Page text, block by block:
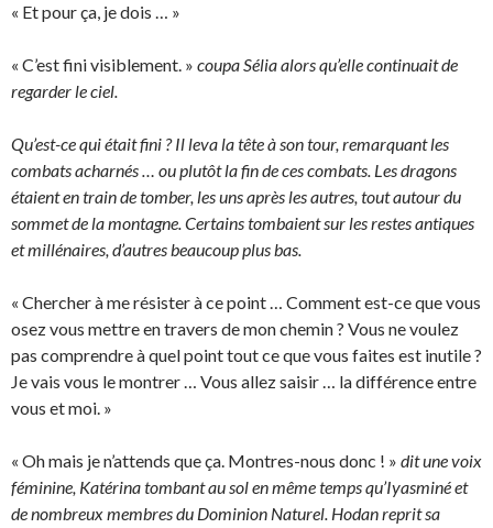
« Et pour ça, je dois … »
« C’est fini visiblement. » coupa Sélia alors qu’elle continuait de
regarder le ciel.
Qu’est-ce qui était fini ? Il leva la tête à son tour, remarquant les
combats acharnés … ou plutôt la fin de ces combats. Les dragons
étaient en train de tomber, les uns après les autres, tout autour du
sommet de la montagne. Certains tombaient sur les restes antiques
et millénaires, d’autres beaucoup plus bas.
« Chercher à me résister à ce point … Comment est-ce que vous
osez vous mettre en travers de mon chemin ? Vous ne voulez
pas comprendre à quel point tout ce que vous faites est inutile ?
Je vais vous le montrer … Vous allez saisir … la différence entre
vous et moi. »
« Oh mais je n’attends que ça. Montres-nous donc ! » dit une voix
féminine, Katérina tombant au sol en même temps qu’Iyasminé et
de nombreux membres du Dominion Naturel. Hodan reprit sa